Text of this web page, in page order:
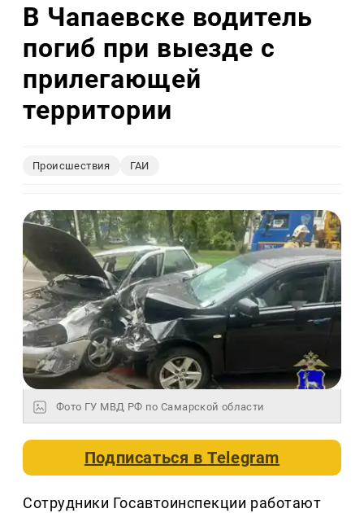
В Чапаевске водитель
погиб при выезде с
прилегающей
территории
Происшествия ГАИ
Фото ГУ МВД РФ по Самарской области
Подписаться вTelegram
Сотрудники Госавтоинспекции работают